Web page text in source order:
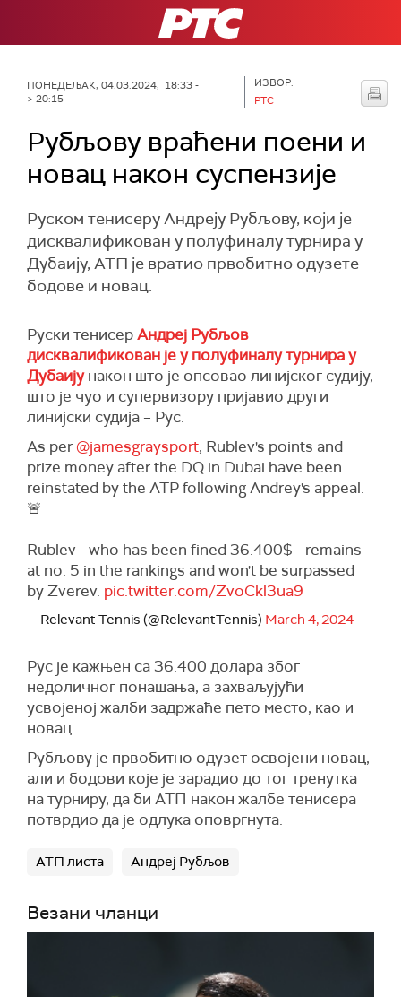
РТС
ПОНЕДЕЉАК, 04.03.2024, 18:33 -
> 20:15
ИЗВОР:
РТС
Рубљову враћени поени и
новац након суспензије
Руском тенисеру Андреју Рубљову, који је
дисквалификован у полуфиналу турнира у
Дубаију, АТП је вратио првобитно одузете
бодове и новац.
Руски тенисерАндреј Рубљов
дисквалификован је у полуфиналу турнира у
Дубаијунакон што је опсовао линијског судију,
што је чуо и супервизору пријавио други
линијски судија – Рус.
As per @jamesgraysport, Rublev's points and
prize money after the DQ in Dubai have been
reinstated by the ATP following Andrey's appeal.
🚨
Rublev - who has been fined 36.400$ - remains
at no. 5 in the rankings and won't be surpassed
by Zverev. pic.twitter.com/ZvoCkl3ua9
— Relevant Tennis (@RelevantTennis) March 4, 2024
Рус је кажњен са 36.400 долара због
недоличног понашања, а захваљујући
усвојеној жалби задржаће пето место, као и
новац.
Рубљову је првобитно одузет освојени новац,
али и бодови које је зарадио до тог тренутка
на турниру, да би АТП након жалбе тенисера
потврдио да је одлука оповргнута.
АТП листа Андреј Рубљов
Везани чланци